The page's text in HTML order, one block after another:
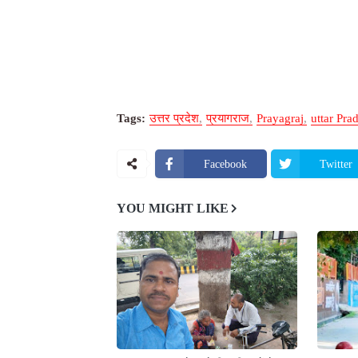
Tags: उत्तर प्रदेश प्रयागराज Prayagraj uttar
Facebook Twitter
YOU MIGHT LIKE